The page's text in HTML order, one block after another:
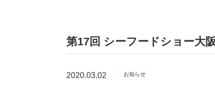
第17回 シーフードショー大
2020.03.02 お知らせ